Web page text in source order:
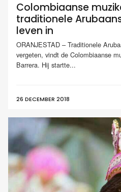
Colombiaanse
traditionele
leven in
ORANJESTAD – Traditionele
vergeten, vindt de Colombiaanse
Barrera. Hij startte...
26 DECEMBER 2018